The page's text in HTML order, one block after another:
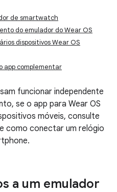
de smartwatch
do emulador do Wear OS
dispositivos Wear OS
app complementar
funcionar independente
se o app para Wear OS
móveis, consulte
como conectar um relógio
a um emulador